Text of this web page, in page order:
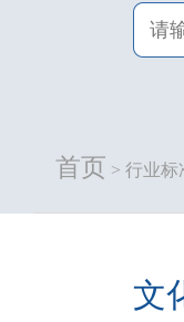
首页 > 行业标
文